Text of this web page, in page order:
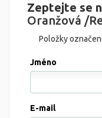
Zeptejte se
Oranžová /
Položky
Jméno
E-mail